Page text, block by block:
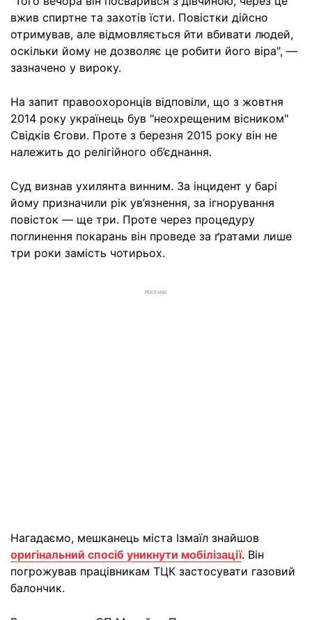
вжив спиртне та захотів їсти. Повістки дійсно
отримував, але відмовляється йти вбивати людей,
оскільки йому не дозволяє це робити його віра", —
зазначено у вироку.
На запит правоохоронців відповіли, що з жовтня
2014 року українець був "неохрещеним вісником"
Свідків Єгови. Проте з березня 2015 року він не
належить до релігійного об’єднання.
Суд визнав ухилянта винним. За інцидент у барі
йому призначили рік ув’язнення, за ігнорування
повісток — ще три. Проте через процедуру
поглинення покарань він проведе за ґратами лише
три роки замість чотирьох.
РЕКЛАМА
Нагадаємо, мешканець міста Ізмаїл знайшов
оригінальний спосіб уникнути мобілізації. Він
погрожував працівникам ТЦК застосувати газовий
балончик.